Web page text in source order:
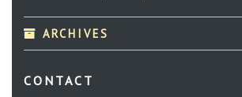
ARCHIVES
CONTACT